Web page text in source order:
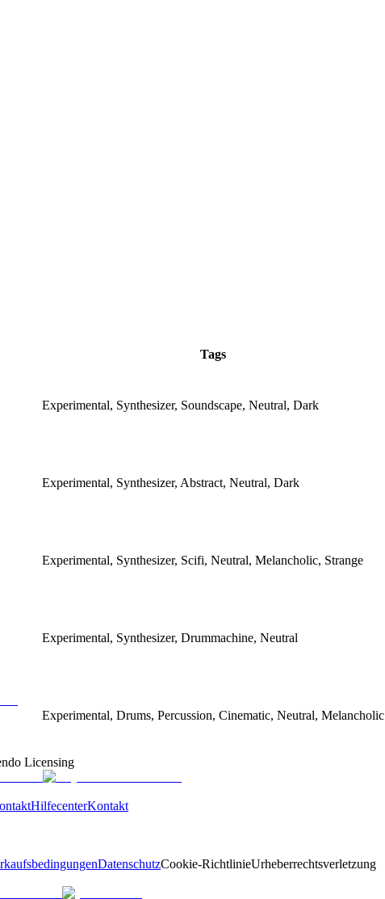
Tags
Experimental, Synthesizer, Soundscape, Neutral, Dark
Experimental, Synthesizer, Abstract, Neutral, Dark
Experimental, Synthesizer, Scifi, Neutral, Melancholic, Strange
Experimental, Synthesizer, Drummachine, Neutral
Experimental, Drums, Percussion, Cinematic, Neutral, Melancholic
Licensing
HilfecenterKontakt
DatenschutzCookie-RichtlinieUrheberrechtsverletzung